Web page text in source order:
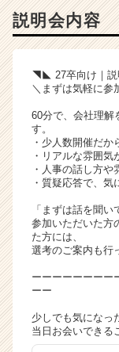
説明会内容
◥◣ 27卒向け｜
＼まずは気軽に参
60分で、会社理解
す。
・少人数開催だ
・リアルな雰囲気
・人事の話し方
・質疑応答で、
「まずは話を聞
参加いただいた方
た方には、
選考のご案内も行
ーーーーーーーー
ーー
少しでも気になっ
当日お会いできる